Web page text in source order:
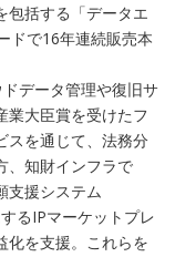
包括する「データエ
ドで16年連続販売本
データ管理や復旧サ
業大臣賞を受けたフ
スを通じて、法務分
、知財インフラで
支援システム
るIPマーケットプレ
化を支援。これらを